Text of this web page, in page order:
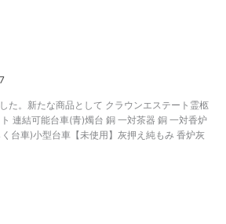
た。新たな商品として クラウンエステート霊柩
連結可能台車(青)燭台 銅 一対茶器 銅 一対香炉
台車)小型台車【未使用】灰押え純もみ 香炉灰